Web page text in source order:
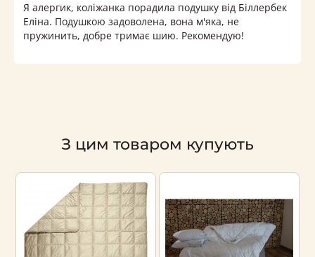
Я алергик, коліжанка порадила подушку від Біллербек
Еліна. Подушкою задоволена, вона м'яка, не
пружинить, добре тримає шию. Рекомендую!
З цим товаром купують